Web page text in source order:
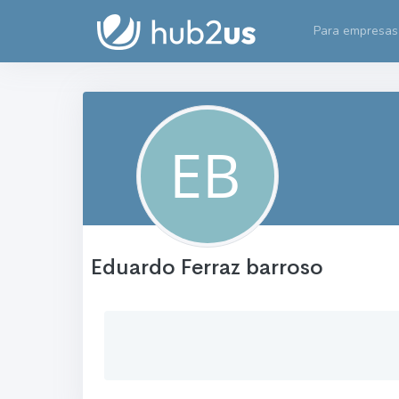
Para empresas
Eduardo Ferraz barroso